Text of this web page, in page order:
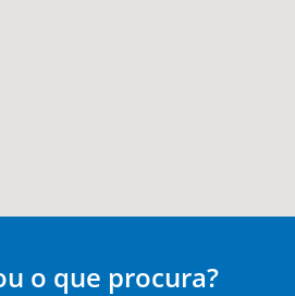
o que procura?